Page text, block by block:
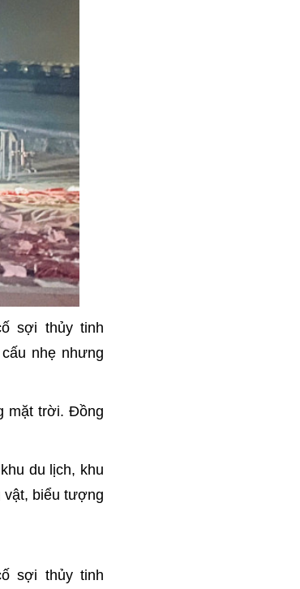
sợi thủy tinh
nhẹ nhưng
mặt trời. Đồng
du lịch, khu
biểu tượng
sợi thủy tinh